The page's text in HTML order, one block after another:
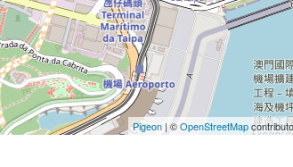
Pigeon | ©OpenStreetMap